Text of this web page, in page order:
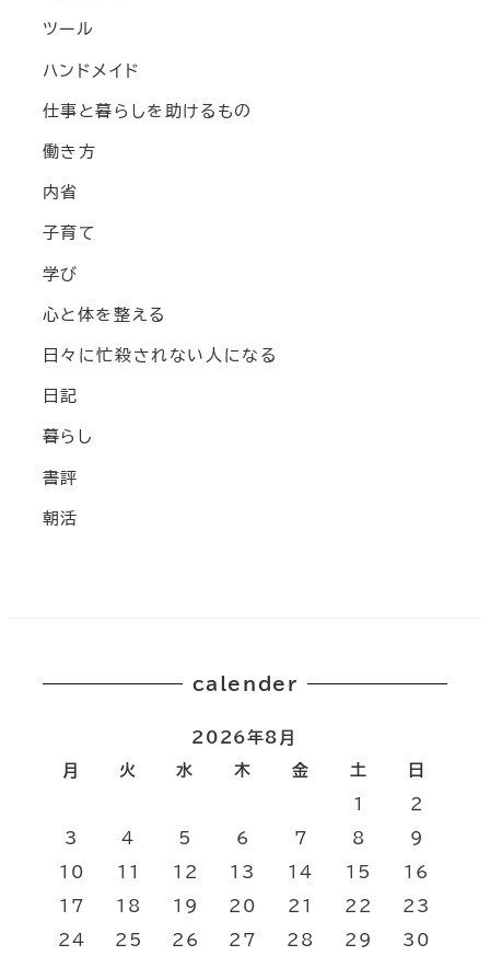
ツール
ハンドメイド
仕事と暮らしを助けるもの
働き方
内省
子育て
学び
心と体を整える
日々に忙殺されない人になる
日記
暮らし
書評
朝活
calender
2026年8月
月
火 水 木 金 土 日
1 2
3 4 5 6 7 8 9
10 11 12 13 14 15 16
17 18 19 20 21 22 23
24 25 26 27 28 29 30